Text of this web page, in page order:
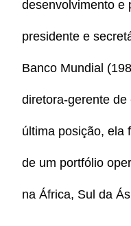
desenvolvimento e
presidente e
Banco Mundial
diretora-gerente
última posição, ela
de um portfólio
na África, Sul da